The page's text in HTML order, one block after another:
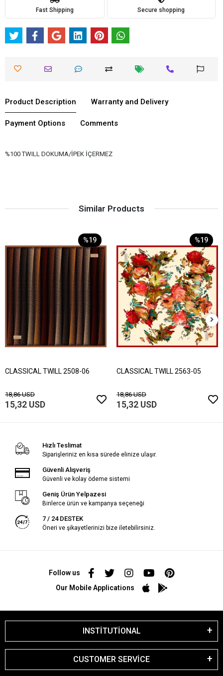
Fast Shipping Secure shopping
Product Description Warranty and Delivery
Payment Options Comments
%100 TWILL DOKUMA/İPEK İÇERMEZ
Similar Products
%19
CLASSICAL TWILL 2508-06
18,86 USD
15,32 USD
%19
CLASSICAL TWILL 2563-05
18,86 USD
15,32 USD
Hızlı Teslimat
Siparişleriniz en kısa sürede elinize ulaşır.
Güvenli Alışveriş
Güvenli ve kolay ödeme sistemi
Geniş Ürün Yelpazesi
Binlerce ürün ve kampanya seçeneği
7 / 24 DESTEK
Öneri ve şikayetlerinizi bize iletebilirsiniz.
Follow us
Our Mobile Applications
INSTİTUTİONAL
CUSTOMER SERVİCE